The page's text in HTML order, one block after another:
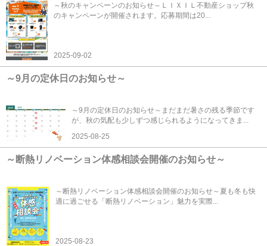
～秋のキャンペーンのお知らせ～ＬＩＸＩＬ不動産ショップ秋
のキャンペーンが開催されます。応募期間は20...
2025-09-02
～9月の定休日のお知らせ～
～9月の定休日のお知らせ～まだまだ暑さの残る季節です
が、秋の気配も少しずつ感じられるようになってきま...
2025-08-25
～断熱リノベーション体感相談会開催のお知らせ～
～断熱リノベーション体感相談会開催のお知らせ～夏も冬も快
適に過ごせる「断熱リノベーション」魅力を実際...
2025-08-23